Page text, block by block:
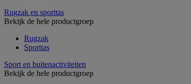
Rugzak en sporttas
Bekijk de hele productgroep
Rugzak
Sporttas
Sport en buitenactiviteiten
Bekijk de hele productgroep